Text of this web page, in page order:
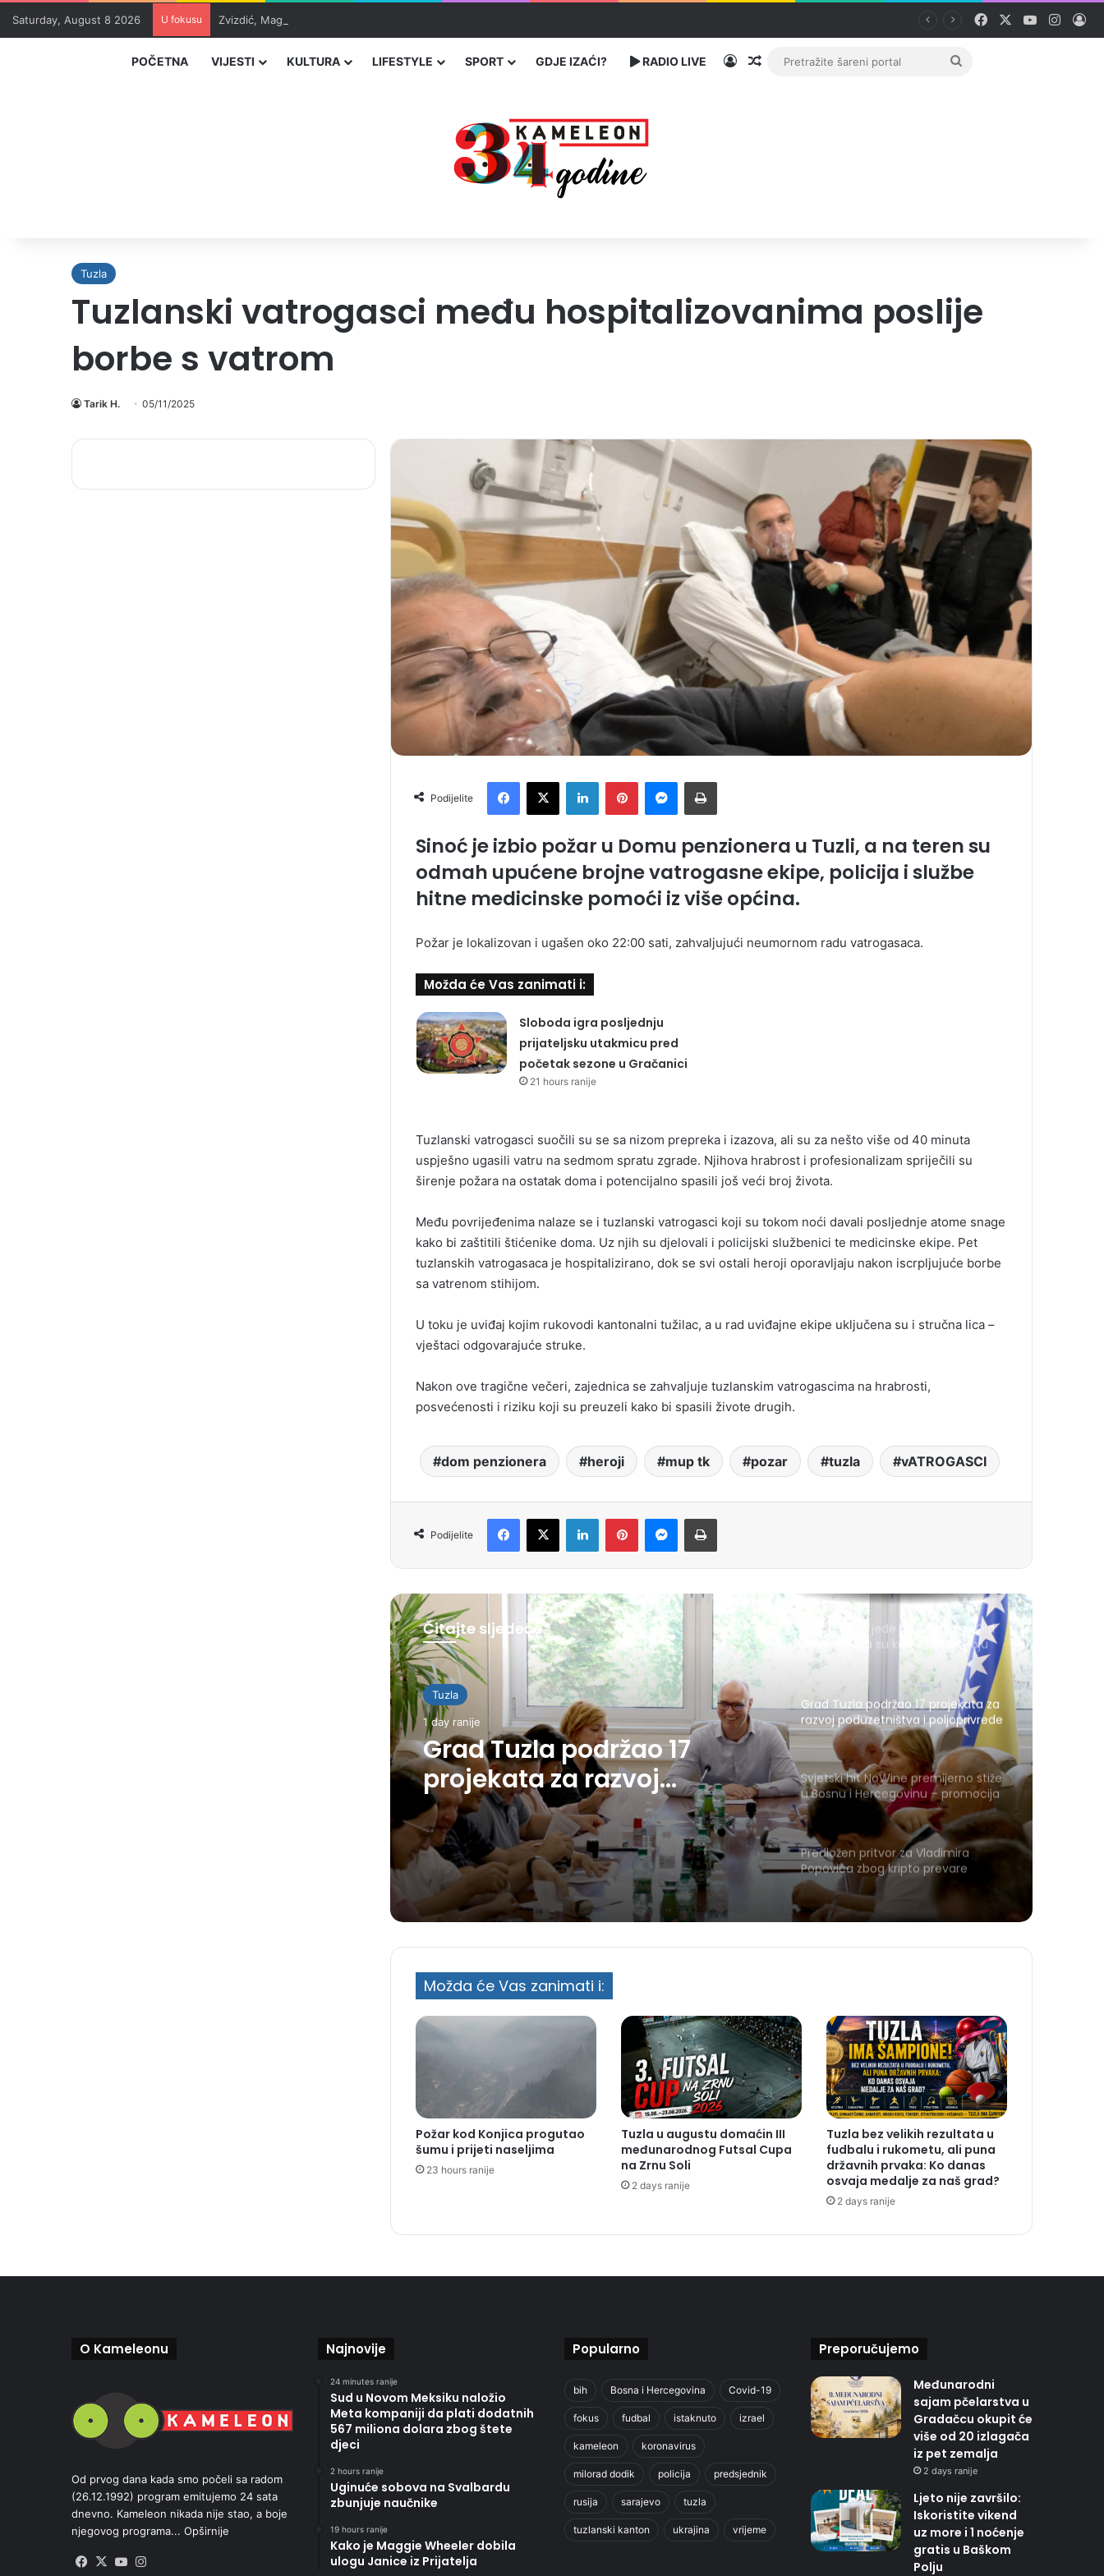
Saturday, August 8 2026 U fokusu Zvizdić, Magazinović i Kojović traže poseban status za Memorijalni centar Srebrenica Facebook YouTube
POČETNA VIJESTI KULTURA LIFESTYLE SPORT GDJE IZAĆI? RADIO LIVE PrijavaRandom članak
Pretražite
Tuzla
Tuzlanski vatrogasci među hospitalizovanima poslije
borbe s vatrom
Tarik H. 05/11/2025
Podijelite
Sinoć je izbio požar u Domu penzionera u Tuzli, a na teren su
odmah upućene brojne vatrogasne ekipe, policija i službe
hitne medicinske pomoći iz više općina.
Požar je lokalizovan i ugašen oko 22:00 sati, zahvaljujući neumornom radu vatrogasaca.
Možda će Vas zanimati i:
Sloboda igra posljednju
prijateljsku utakmicu pred
početak sezone u Gračanici
21 hours ranije
Tuzlanski vatrogasci suočili su se sa nizom prepreka i izazova, ali su za nešto više od 40 minuta
uspješno ugasili vatru na sedmom spratu zgrade. Njihova hrabrost i profesionalizam spriječili su
širenje požara na ostatak doma i potencijalno spasili još veći broj života.
Među povrijeđenima nalaze se i tuzlanski vatrogasci koji su tokom noći davali posljednje atome snage
kako bi zaštitili štićenike doma. Uz njih su djelovali i policijski službenici te medicinske ekipe. Pet
tuzlanskih vatrogasaca je hospitalizirano, dok se svi ostali heroji oporavljaju nakon iscrpljujuće borbe
sa vatrenom stihijom.
U toku je uviđaj kojim rukovodi kantonalni tužilac, a u rad uviđajne ekipe uključena su i stručna lica –
vještaci odgovarajuće struke.
Nakon ove tragične večeri, zajednica se zahvaljuje tuzlanskim vatrogascima na hrabrosti,
posvećenosti i riziku koji su preuzeli kako bi spasili živote drugih.
dom penzionera heroji mup tk pozar tuzla vATROGASCI
Podijelite
Čitajte sljedeće
Tuzla
1 day ranije
Grad Tuzla podržao 17
projekata za razvoj
poduzetništva i
poljoprivrede
Kad vam se jede nešto dobro, Old
Story i Korpa su kombinacija koju
vrijedi zapamtiti
Grad Tuzla podržao 17 projekata za
razvoj poduzetništva i poljoprivrede
Svjetski hit NoWine premijerno stiže
u Bosnu i Hercegovinu – promocija
u petak u Tuzli
Predložen pritvor za Vladimira
Popovića zbog kripto prevare
Možda će Vas zanimati i:
Požar kod Konjica progutao
šumu i prijeti naseljima
23 hours ranije
Tuzla u augustu domaćin III
međunarodnog Futsal Cupa
na Zrnu Soli
2 days ranije
Tuzla bez velikih rezultata u
fudbalu i rukometu, ali puna
državnih prvaka: Ko danas
osvaja medalje za naš grad?
2 days ranije
O Kameleonu
Od prvog dana kada smo počeli sa radom
(26.12.1992) program emitujemo 24 sata
dnevno. Kameleon nikada nije stao, a boje
njegovog programa... Opširnije
Facebook
X YouTube
Najnovije
24 minutes ranije
Sud u Novom Meksiku naložio
Meta kompaniji da plati dodatnih
567 miliona dolara zbog štete
djeci
2 hours ranije
Uginuće sobova na Svalbardu
zbunjuje naučnike
19 hours ranije
Kako je Maggie Wheeler dobila
ulogu Janice iz Prijatelja
Popularno
bih Bosna i Hercegovina Covid-19
fokus fudbal istaknuto izrael
kameleon koronavirus
milorad dodik policija predsjednik
rusija sarajevo tuzla
tuzlanski kanton ukrajina vrijeme
Preporučujemo
Međunarodni
sajam pčelarstva u
Gradačcu okupit će
više od 20 izlagača
iz pet zemalja
2 days ranije
Ljeto nije završilo:
Iskoristite vikend
uz more i 1 noćenje
gratis u Baškom
Polju